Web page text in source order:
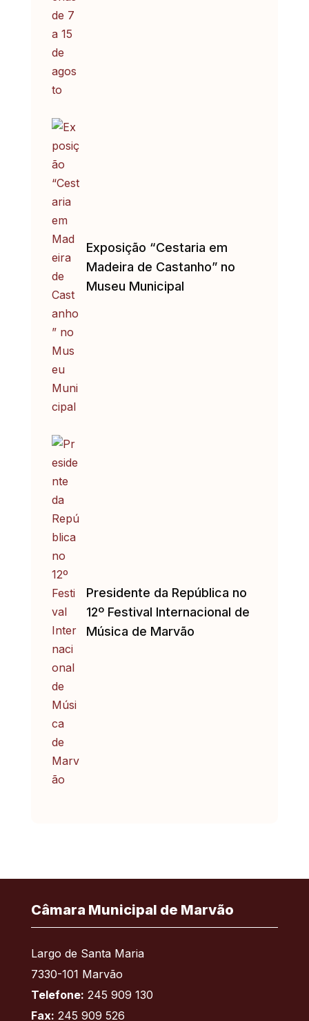
Exposição “Cestaria em
Madeira de Castanho” no
Museu Municipal
Presidente da República no
12º Festival Internacional de
Música de Marvão
Câmara Municipal de Marvão
Largo de Santa Maria
7330-101 Marvão
Telefone: 245 909 130
Fax: 245 909 526